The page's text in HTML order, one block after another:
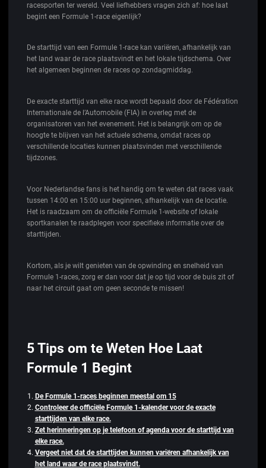
racesporten ter wereld. Veel liefhebbers vragen zich af: hoe laat
begint een Formule 1-race eigenlijk?
De starttijd van een Formule 1-race kan variëren, afhankelijk van
het land waar de race plaatsvindt en het lokale tijdschema. Over
het algemeen beginnen de races op zondagmiddag.
De exacte starttijd van elke race wordt bepaald door de Fédération
Internationale de l’Automobile (FIA) in overleg met de
organisatoren van het evenement. Het is belangrijk om op de
hoogte te blijven van het actuele schema, omdat races op
verschillende locaties kunnen plaatsvinden met verschillende
tijdzones.
Voor Nederlandse fans is het handig om te weten dat races vaak
tussen 14:00 en 15:00 uur beginnen, afhankelijk van de locatie.
Het is raadzaam om de officiële Formule 1-website of lokale
sportkanalen te raadplegen voor specifieke informatie over de
starttijden.
Kortom, als je wilt genieten van de opwinding en snelheid van
Formule 1-races, zorg er dan voor dat je op tijd voor de buis zit of
naar het circuit gaat om geen seconde te missen!
5 Tips om te Weten Hoe Laat
Formule 1 Begint
De Formule 1-races beginnen meestal om 15
Controleer de officiële Formule 1-kalender voor de exacte
starttijden van elke race.
Zet herinneringen op je telefoon of agenda voor de starttijd van
elke race.
Vergeet niet dat de starttijden kunnen variëren afhankelijk van
het land waar de race plaatsvindt.